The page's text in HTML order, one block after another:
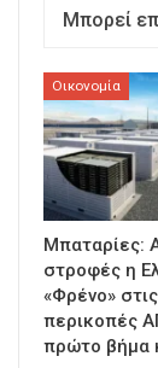
Μπορεί
Οικονομία
Μπαταρίες:
στροφές η
«Φρένο» στις
περικοπές
πρώτο βήμα